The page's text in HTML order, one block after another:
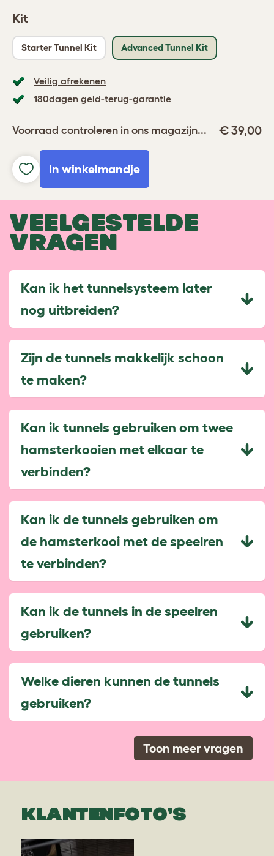
Kit
Starter Tunnel Kit Advanced Tunnel Kit
Veilig afrekenen
180dagen geld-terug-garantie
Voorraad controleren in ons magazijn... € 39,00
In winkelmandje
VEELGESTELDE
VRAGEN
Kan ik het tunnelsysteem later
nog uitbreiden?
Zijn de tunnels makkelijk schoon
te maken?
Kan ik tunnels gebruiken om twee
hamsterkooien met elkaar te
verbinden?
Kan ik de tunnels gebruiken om
de hamsterkooi met de speelren
te verbinden?
Kan ik de tunnels in de speelren
gebruiken?
Welke dieren kunnen de tunnels
gebruiken?
Toon meer vragen
KLANTENFOTO'S